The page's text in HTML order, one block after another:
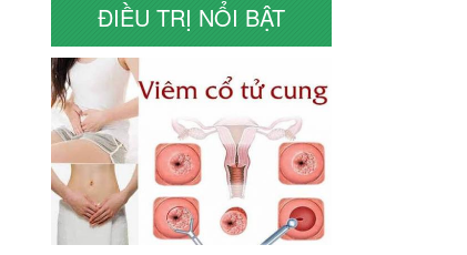
ĐIỀU TRỊ NỔI BẬT